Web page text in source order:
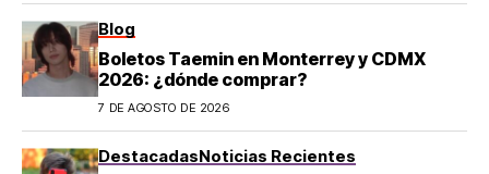
Blog
Boletos Taemin en Monterrey y CDMX
2026: ¿dónde comprar?
7 DE AGOSTO DE 2026
DestacadasNoticias Recientes